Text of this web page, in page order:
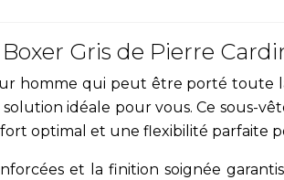
Gris de Pierre
homme qui peut être porté toute
solution idéale pour vous. Ce sous-
optimal et une flexibilité parfaite
et la finition soignée